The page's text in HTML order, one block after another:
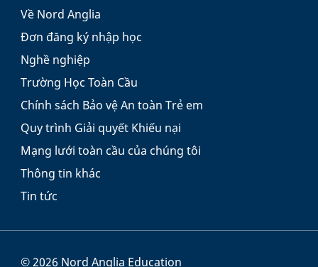
Về Nord Anglia
Đơn đăng ký nhập học
Nghề nghiệp
Trường Học Toàn Cầu
Chính sách Bảo vệ An toàn Trẻ em
Quy trình Giải quyết Khiếu nại
Mạng lưới toàn cầu của chúng tôi
Thông tin khác
Tin tức
© 2026 Nord Anglia Education